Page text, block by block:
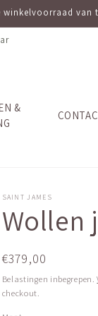
van
&
SAINT JAMES
Wollen
Normale
prijs
€379,00
Belastingen inbegrepen.
checkout.